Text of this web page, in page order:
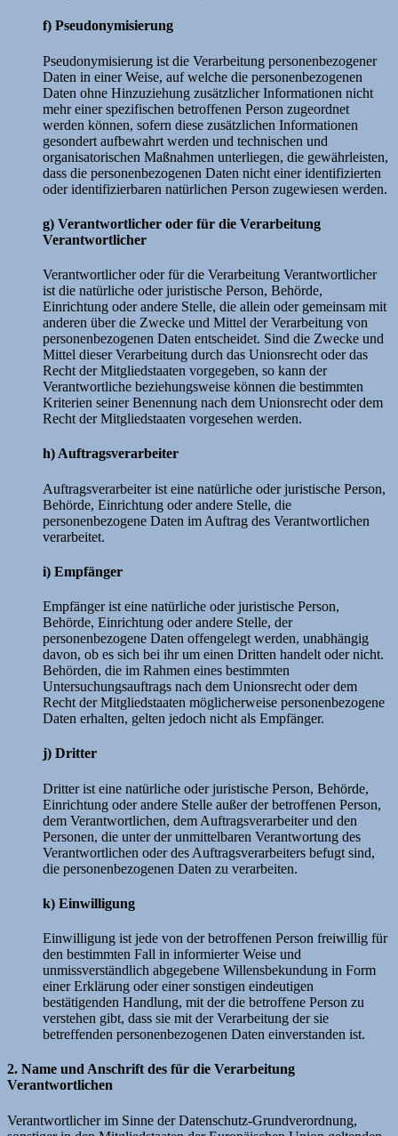
f) Pseudonymisierung
Pseudonymisierung ist die Verarbeitung personenbezogener
Daten in einer Weise, auf welche die personenbezogenen
Daten ohne Hinzuziehung zusätzlicher Informationen nicht
mehr einer spezifischen betroffenen Person zugeordnet
werden können, sofern diese zusätzlichen Informationen
gesondert aufbewahrt werden und technischen und
organisatorischen Maßnahmen unterliegen, die gewährleisten,
dass die personenbezogenen Daten nicht einer identifizierten
oder identifizierbaren natürlichen Person zugewiesen werden.
g) Verantwortlicher oder für die Verarbeitung
Verantwortlicher
Verantwortlicher oder für die Verarbeitung Verantwortlicher
ist die natürliche oder juristische Person, Behörde,
Einrichtung oder andere Stelle, die allein oder gemeinsam mit
anderen über die Zwecke und Mittel der Verarbeitung von
personenbezogenen Daten entscheidet. Sind die Zwecke und
Mittel dieser Verarbeitung durch das Unionsrecht oder das
Recht der Mitgliedstaaten vorgegeben, so kann der
Verantwortliche beziehungsweise können die bestimmten
Kriterien seiner Benennung nach dem Unionsrecht oder dem
Recht der Mitgliedstaaten vorgesehen werden.
h) Auftragsverarbeiter
Auftragsverarbeiter ist eine natürliche oder juristische Person,
Behörde, Einrichtung oder andere Stelle, die
personenbezogene Daten im Auftrag des Verantwortlichen
verarbeitet.
i) Empfänger
Empfänger ist eine natürliche oder juristische Person,
Behörde, Einrichtung oder andere Stelle, der
personenbezogene Daten offengelegt werden, unabhängig
davon, ob es sich bei ihr um einen Dritten handelt oder nicht.
Behörden, die im Rahmen eines bestimmten
Untersuchungsauftrags nach dem Unionsrecht oder dem
Recht der Mitgliedstaaten möglicherweise personenbezogene
Daten erhalten, gelten jedoch nicht als Empfänger.
j) Dritter
Dritter ist eine natürliche oder juristische Person, Behörde,
Einrichtung oder andere Stelle außer der betroffenen Person,
dem Verantwortlichen, dem Auftragsverarbeiter und den
Personen, die unter der unmittelbaren Verantwortung des
Verantwortlichen oder des Auftragsverarbeiters befugt sind,
die personenbezogenen Daten zu verarbeiten.
k) Einwilligung
Einwilligung ist jede von der betroffenen Person freiwillig für
den bestimmten Fall in informierter Weise und
unmissverständlich abgegebene Willensbekundung in Form
einer Erklärung oder einer sonstigen eindeutigen
bestätigenden Handlung, mit der die betroffene Person zu
verstehen gibt, dass sie mit der Verarbeitung der sie
betreffenden personenbezogenen Daten einverstanden ist.
2. Name und Anschrift des für die Verarbeitung
Verantwortlichen
Verantwortlicher im Sinne der Datenschutz-Grundverordnung,